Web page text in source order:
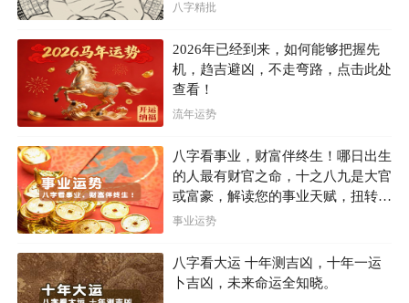
属猴
属猴的双子座是命运最好的星座之一。除了擅长处理
人际关系外，属猴的双子座还非常聪慧，性格多变，能够
八字精批
2026年已经到来，如何能够把握先
机，趋吉避凶，不走弯路，点击此处
查看！
流年运势
八字看事业，财富伴终生！哪日出生
的人最有财官之命，十之八九是大官
或富豪，解读您的事业天赋，扭转当
下不利困局！！
事业运势
八字看大运 十年测吉凶，十年一运
卜吉凶，未来命运全知晓。